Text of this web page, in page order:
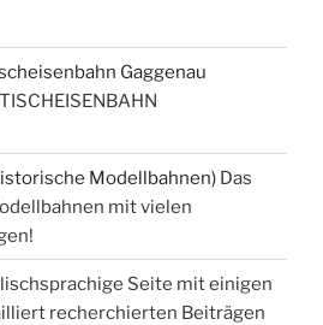
Gaggenau
Modellbahnen) Das
mit vielen
Seite mit einigen
recherchierten Beiträgen